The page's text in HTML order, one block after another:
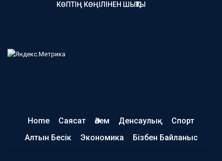
КӨПТІҢ КӨҢІЛІНЕН ШЫҚТЫ
Home Саясат Әлем Денсаулық
Спорт
Алтын Бесік
Экономика Бізбен Байланыс